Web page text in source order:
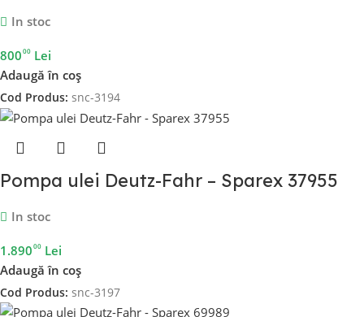
In stoc
80000 Lei
Adaugă în coș
Cod Produs: snc-3194
Pompa ulei Deutz-Fahr – Sparex 37955
In stoc
1.89000 Lei
Adaugă în coș
Cod Produs: snc-3197